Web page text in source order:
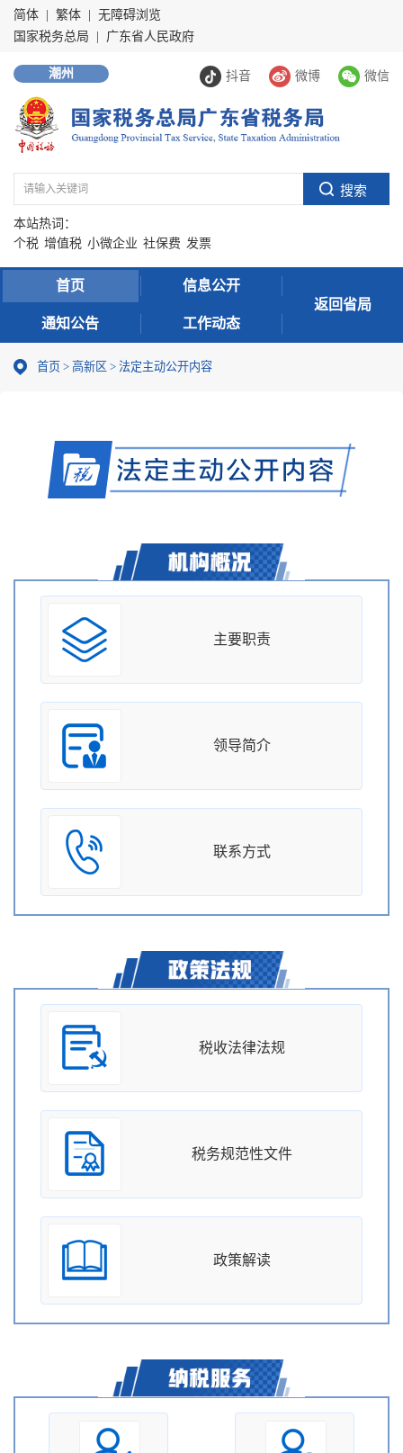
简体 繁体
无障碍浏览
国家税务总局
广东省人民政府
抖音 微博 微信
潮州
本站热词：
个税 增值税 小微企业 社保费 发票
首页 信息公开
通知公告 工作动态
返回省局
首页 > 高新区 > 法定主动公开内容
主要职责
领导简介
联系方式
税收法律法规
税务规范性文件
政策解读